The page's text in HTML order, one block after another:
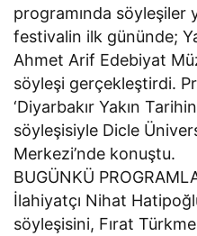
programında söyleşiler
festivalin ilk gününde;
Ahmet Arif Edebiyat
söyleşi gerçekleştirdi.
‘Diyarbakır Yakın
söyleşisiyle Dicle
Merkezi’nde konuştu.
BUGÜNKÜ
İlahiyatçı Nihat
söyleşisini, Fırat